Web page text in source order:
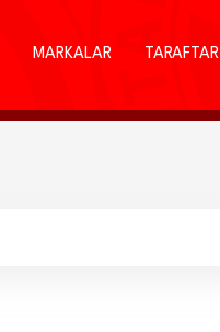
MARKALAR TARAFTAR